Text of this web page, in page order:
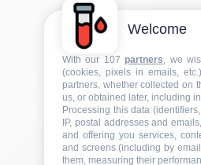
"continue without accepting"
"set detailed preferences" and
These choices remain valid for 6
Set your choices